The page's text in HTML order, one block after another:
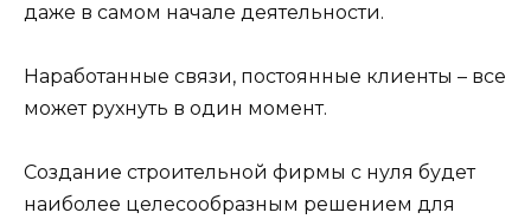
даже в самом начале деятельности.
Наработанные связи, постоянные клиенты – все
может рухнуть в один момент.
Создание строительной фирмы с нуля будет
наиболее целесообразным решением для